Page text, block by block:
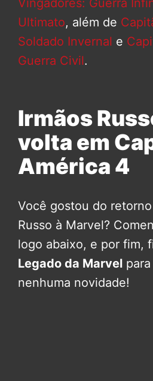
Vingadores: Guerra
Ultimato, além de
Soldado Invernal e
Guerra Civil.
Irmãos
volta em
América 4
Você gostou do
Russo à Marvel?
logo abaixo, e por fim,
Legado da Marvel
nenhuma novidade!